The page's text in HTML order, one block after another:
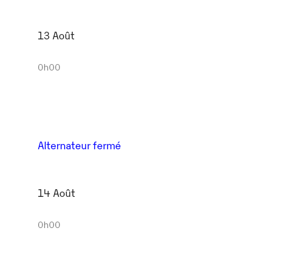
13 Août
0h00
Alternateur fermé
14 Août
0h00